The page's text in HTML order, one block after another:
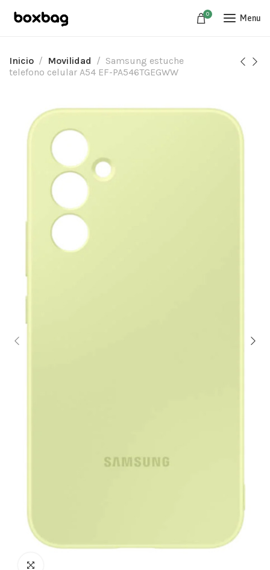
0 Menu
Inicio Movilidad
Samsung estuche
telefono celular A54 EF-PA546TGEGWW